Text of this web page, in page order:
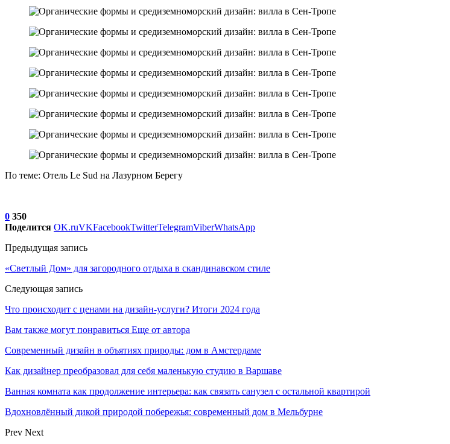
По теме: Отель Le Sud на Лазурном Берегу
0 350
Поделится OK.ruVKFacebookTwitterTelegramViberWhatsApp
Предыдущая запись
«Светлый Дом» для загородного отдыха в скандинавском стиле
Следующая запись
Что происходит с ценами на дизайн-услуги? Итоги 2024 года
Вам также могут понравиться Еще от автора
Современный дизайн в объятиях природы: дом в Амстердаме
Как дизайнер преобразовал для себя маленькую студию в Варшаве
Ванная комната как продолжение интерьера: как связать санузел с остальной квартирой
Вдохновлённый дикой природой побережья: современный дом в Мельбурне
Prev Next